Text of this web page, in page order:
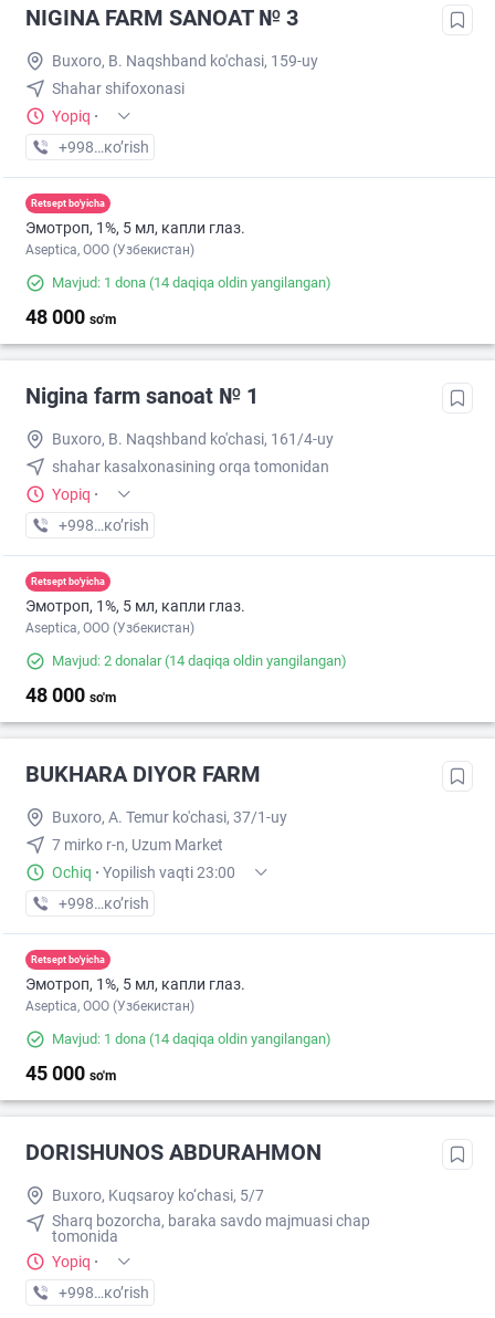
NIGINA FARM SANOAT № 3
Buxoro, B. Naqshband ko'chasi, 159-uy
Shahar shifoxonasi
Yopiq ·
+998 (65) XXX-XX-XX
кo’rish
Retsept bo'yicha
Эмотроп, 1%, 5 мл, капли глаз.
Aseptica, ООО (Узбекистан)
Mavjud: 1 dona (14 daqiqa oldin yangilangan)
48 000 so'm
Nigina farm sanoat № 1
Buxoro, B. Naqshband ko'chasi, 161/4-uy
shahar kasalxonasining orqa tomonidan
Yopiq ·
+998 (65) XXX-XX-XX
кo’rish
Retsept bo'yicha
Эмотроп, 1%, 5 мл, капли глаз.
Aseptica, ООО (Узбекистан)
Mavjud: 2 donalar(14 daqiqa oldin yangilangan)
48 000 so'm
BUKHARA DIYOR FARM
Buxoro, A. Temur ko'chasi, 37/1-uy
7 mirko r-n, Uzum Market
Ochiq · Yopilish vaqti 23:00
+998 (99) XXX-XX-XX
кo’rish
Retsept bo'yicha
Эмотроп, 1%, 5 мл, капли глаз.
Aseptica, ООО (Узбекистан)
Mavjud: 1 dona (14 daqiqa oldin yangilangan)
45 000 so'm
DORISHUNOS ABDURAHMON
Buxoro, Kuqsaroy ko‘chasi, 5/7
Sharq bozorcha, baraka savdo majmuasi chap
tomonida
Yopiq ·
+998 (97) XXX-XX-XX
кo’rish